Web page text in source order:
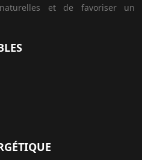
naturelles et de favoriser un